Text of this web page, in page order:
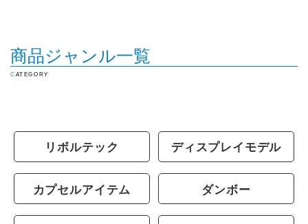
商品ジャンル一覧
CATEGORY
リボルテック ディスプレイモデル
カプセルアイテム ダンボー